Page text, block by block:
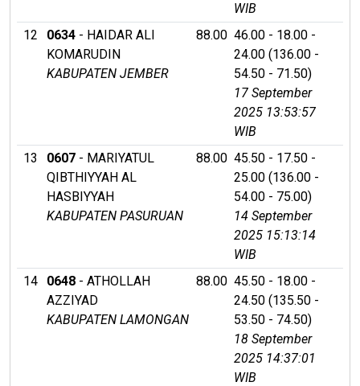
WIB
12
0634 - HAIDAR ALI
KOMARUDIN
KABUPATEN JEMBER
88.00 46.00 - 18.00 -
24.00 (136.00 -
54.50 - 71.50)
17 September
2025 13:53:57
WIB
13
0607 - MARIYATUL
QIBTHIYYAH AL
HASBIYYAH
KABUPATEN PASURUAN
88.00 45.50 - 17.50 -
25.00 (136.00 -
54.00 - 75.00)
14 September
2025 15:13:14
WIB
14
0648 - ATHOLLAH
AZZIYAD
KABUPATEN LAMONGAN
88.00 45.50 - 18.00 -
24.50 (135.50 -
53.50 - 74.50)
18 September
2025 14:37:01
WIB